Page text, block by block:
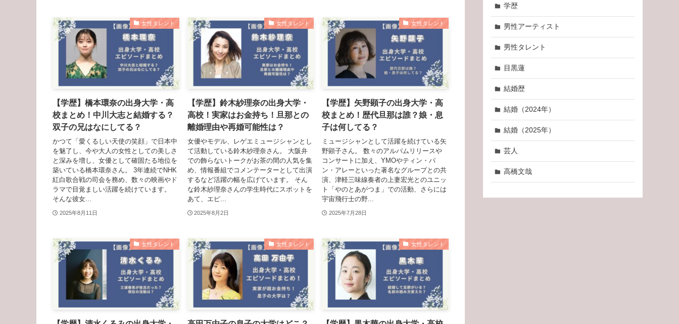
女性タレント
【学歴】橋本環奈の出身大学・高
校まとめ！中川大志と結婚する？
双子の兄はなにしてる？
かつて「愛くるしい天使の笑顔」で日本中
を魅了し、今や大人の女性としての美しさ
と深みを増し、女優として確固たる地位を
築いている橋本環奈さん。 3年連続でNHK
紅白歌合戦の司会を務め、数々の映画やド
ラマで目覚ましい活躍を続けています。
そんな彼女...
2025年8月11日
女性タレント
【学歴】鈴木紗理奈の出身大学・
高校！実家はお金持ち！旦那との
離婚理由や再婚可能性は？
女優やモデル、レゲエミュージシャンとし
て活動している鈴木紗理奈さん。 大阪弁
での飾らないトークがお茶の間の人気を集
め、情報番組でコメンテーターとして出演
するなど活躍の幅を広げています。 そん
な鈴木紗理奈さんの学生時代にスポットを
あて、エピ...
2025年8月2日
女性タレント
【学歴】矢野顕子の出身大学・高
校まとめ！歴代旦那は誰？娘・息
子は何してる？
ミュージシャンとして活躍を続けている矢
野顕子さん。 数々のアルバムリリースや
コンサートに加え、YMOやティン・パ
ン・アレーといった著名なグループとの共
演、津軽三味線奏者の上妻宏光とのユニッ
ト「やのとあがつま」での活動、さらには
宇宙飛行士の野...
2025年7月28日
女性タレント 女性タレント 女性タレント
学歴
男性アーティスト
男性タレント
目黒蓮
結婚歴
結婚（2024年）
結婚（2025年）
芸人
高橋文哉